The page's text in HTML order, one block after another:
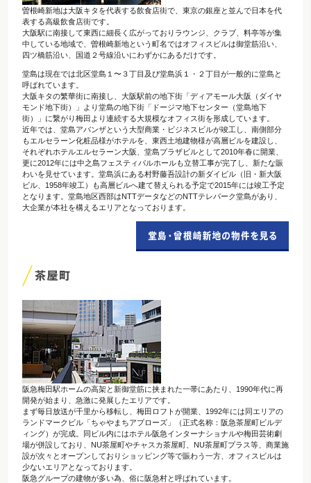
曽根崎新地は大阪キタを代表する飲食店街で、東京の銀座と並んで日本を代
表する高級飲食店街です。
大阪駅に南接して東西に細長く広がっておりラウンジ、クラブ、料亭等が集
中している地域で、曽根崎新地という町名ではオフィスビルは御堂筋沿い、
四ツ橋筋沿い、国道２号線沿いにわずかにあるだけです。
堂島は現在では北区堂島１〜３丁目及び堂島浜１・２丁目が一般的に堂島と
呼ばれています。
大阪キタの繁華街に南接し、大阪駅前の地下街「ディアモール大阪（ダイヤ
モンド地下街）」より堂島の地下街「ドージマ地下センター（堂島地下
街）」に繋がり梅田より連続する大規模なオフィス街を形成しています。
近年では、堂島アバンザという大型商業・ビジネスビルが竣工し、南側部分
もエルセラーン化粧品様がホテルを、東西土地建物様が高層ビルを建設し、
それぞれホテルエルセラーン大阪、堂島プラザビルとして2010年春に開業、
更に2012年には中之島フェスティバルホールも立替工事が完了し、新たな賑
わいを見せています。堂島浜にある村野藤吾設計の新ダイビル（旧・新大阪
ビル、1958年竣工）も高層ビルへ建て替えられる予定で2015年には竣工予定
となります。堂島地区西部はNTTデータなどのNTTテレパーク堂島があり、
大企業が本社を構えるエリアとなっております。
阪急梅田駅ホームの高架と新御堂筋に挟まれた一帯にあたり、1990年代に再
開発が始まり、急激に発展したエリアです。
まず毎日放送が千里から移転し、梅田ロフトが開業、1992年には同エリアの
ランドマークビル「ちゃやまちアプローズ」（正式名称：阪急茶屋町ビルデ
ィング）が完成。同ビル内にはホテル阪急インターナショナルや梅田芸術劇
場が併設しており、NU茶屋町やチャスカ茶屋町、NU茶屋町プラス等、商業施
設が次々とオープンしておりショッピング等で賑わう一方、オフィスビルは
少ないエリアとなっております。
阪急グループの建物が多い為、俗に阪急村と呼ばれています。